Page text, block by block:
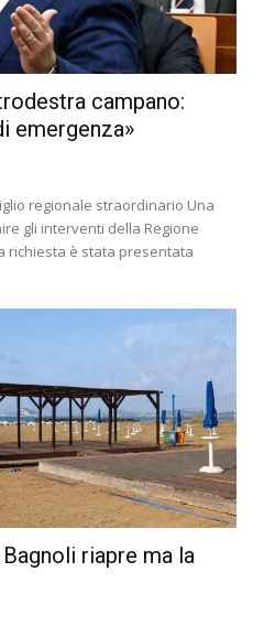
campano:
emergenza»
regionale straordinario Una
gli interventi della Regione
richiesta è stata presentata
riapre ma la